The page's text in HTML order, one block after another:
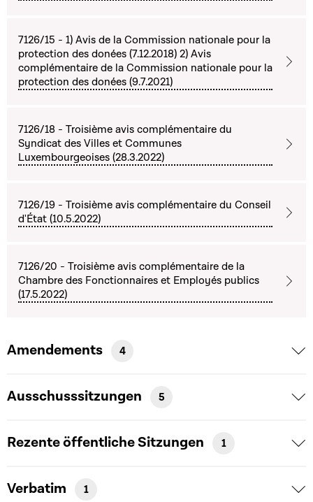
7126/15 - 1) Avis de la Commission nationale pour la
protection des donées (7.12.2018) 2) Avis
complémentaire de la Commission nationale pour la
protection des donées (9.7.2021)
7126/18 - Troisième avis complémentaire du
Syndicat des Villes et Communes
Luxembourgeoises (28.3.2022)
7126/19 - Troisième avis complémentaire du Conseil
d'État (10.5.2022)
7126/20 - Troisième avis complémentaire de la
Chambre des Fonctionnaires et Employés publics
(17.5.2022)
Amendements 4
Ausschusssitzungen 5
Rezente öffentliche Sitzungen 1
Verbatim 1